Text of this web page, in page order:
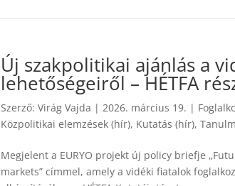
Új szakpolitikai ajánlás a
lehetőségeiről – HÉTFA
Szerző:Virág Vajda |2026. március 19. |
Közpolitikai elemzések (hír), Kutatás (hír),
Megjelent a EURYO projekt új policy briefje
markets” címmel, amely a vidéki fiatalok